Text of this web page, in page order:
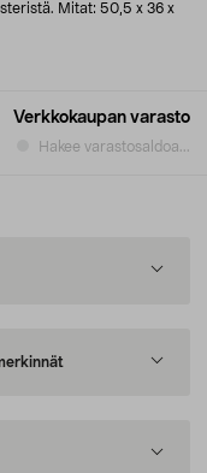
Verkkokaupan varasto
Hakee varastosaldoa...
Mitat: 50,5 x 36 x